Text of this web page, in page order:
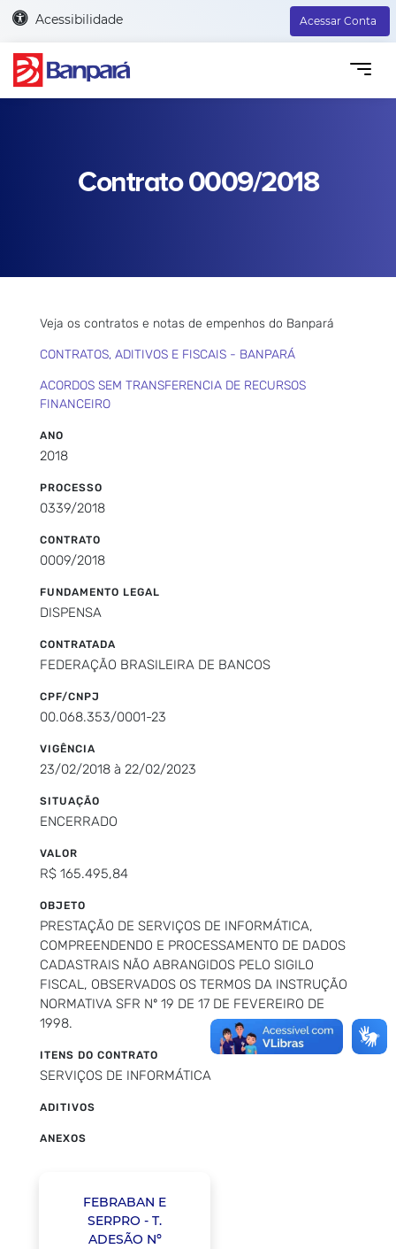
Acessibilidade Acessar Conta
Contrato 0009/2018
Veja os contratos e notas de empenhos do Banpará
CONTRATOS, ADITIVOS E FISCAIS - BANPARÁ
ACORDOS SEM TRANSFERENCIA DE RECURSOS
FINANCEIRO
ANO
2018
PROCESSO
0339/2018
CONTRATO
0009/2018
FUNDAMENTO LEGAL
DISPENSA
CONTRATADA
FEDERAÇÃO BRASILEIRA DE BANCOS
CPF/CNPJ
00.068.353/0001-23
VIGÊNCIA
23/02/2018 à 22/02/2023
SITUAÇÃO
ENCERRADO
VALOR
R$ 165.495,84
OBJETO
PRESTAÇÃO DE SERVIÇOS DE INFORMÁTICA,
COMPREENDENDO E PROCESSAMENTO DE DADOS
CADASTRAIS NÃO ABRANGIDOS PELO SIGILO
FISCAL, OBSERVADOS OS TERMOS DA INSTRUÇÃO
NORMATIVA SFR Nº 19 DE 17 DE FEVEREIRO DE
1998.
ITENS DO CONTRATO
SERVIÇOS DE INFORMÁTICA
ADITIVOS
ANEXOS
FEBRABAN E
SERPRO - T.
ADESÃO Nº